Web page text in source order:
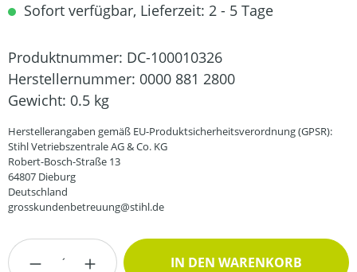
Sofort verfügbar, Lieferzeit: 2 - 5 Tage
Produktnummer: DC-100010326
Herstellernummer: 0000 881 2800
Gewicht: 0.5 kg
Herstellerangaben gemäß EU-Produktsicherheitsverordnung (GPSR):
Stihl Vetriebszentrale AG & Co. KG
Robert-Bosch-Straße 13
64807 Dieburg
Deutschland
grosskundenbetreuung@stihl.de
Produkt Anzahl: Gib den gewünschten
IN DEN WARENKORB